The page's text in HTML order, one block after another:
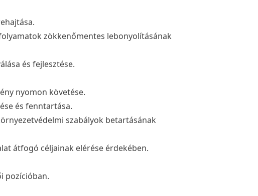
zökkenőmentes lebonyolításának
és fejlesztése.
nyomon követése.
és fenntartása.
szabályok betartásának
átfogó céljainak elérése érdekében.
pozícióban.